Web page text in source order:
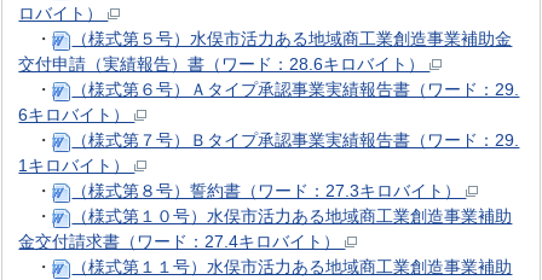
ロバイト）
・
（様式第５号）水俣市活力ある地域商工業創造事業補助金
交付申請（実績報告）書（ワード：28.6キロバイト）
・
（様式第６号）Ａタイプ承認事業実績報告書（ワード：29.
6キロバイト）
・
（様式第７号）Ｂタイプ承認事業実績報告書（ワード：29.
1キロバイト）
・
（様式第８号）誓約書（ワード：27.3キロバイト）
・
（様式第１０号）水俣市活力ある地域商工業創造事業補助
金交付請求書（ワード：27.4キロバイト）
・
（様式第１１号）水俣市活力ある地域商工業創造事業補助